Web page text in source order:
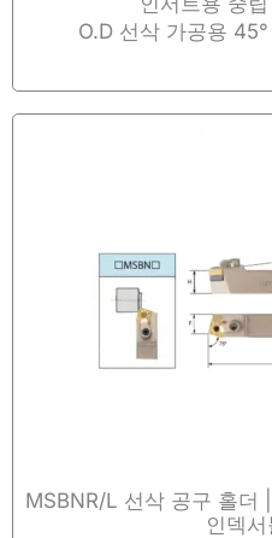
O.D 선삭 가공용
MSBNR/L 선삭 공구 홀더
인덱